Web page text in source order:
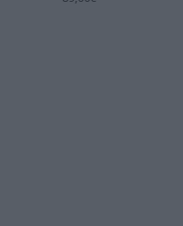
πλάτης 25L Touring
εδώ, και είναι